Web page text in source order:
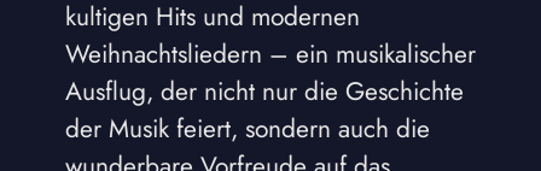
kultigen Hits und modernen
Weihnachtsliedern – ein musikalischer
Ausflug, der nicht nur die Geschichte
der Musik feiert, sondern auch die